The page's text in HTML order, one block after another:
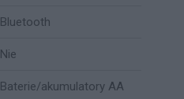
Bluetooth
Nie
Baterie/akumulatory AA